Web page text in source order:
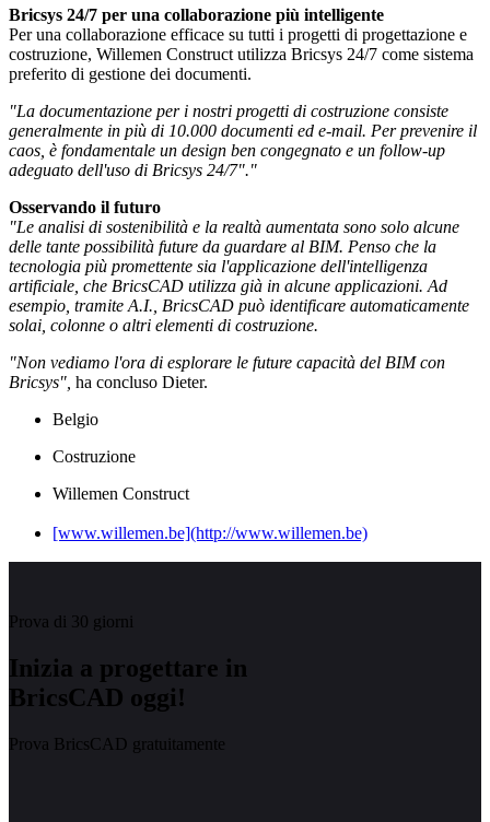
Bricsys 24/7 per una collaborazione più intelligente
Per una collaborazione efficace su tutti i progetti di progettazione e
costruzione, Willemen Construct utilizza Bricsys 24/7 come sistema
preferito di gestione dei documenti.
"La documentazione per i nostri progetti di costruzione consiste
generalmente in più di 10.000 documenti ed e-mail. Per prevenire il
caos, è fondamentale un design ben congegnato e un follow-up
adeguato dell'uso di Bricsys 24/7"."
Osservando il futuro
"Le analisi di sostenibilità e la realtà aumentata sono solo alcune
delle tante possibilità future da guardare al BIM. Penso che la
tecnologia più promettente sia l'applicazione dell'intelligenza
artificiale, che BricsCAD utilizza già in alcune applicazioni. Ad
esempio, tramite A.I., BricsCAD può identificare automaticamente
solai, colonne o altri elementi di costruzione.
"Non vediamo l'ora di esplorare le future capacità del BIM con
Bricsys", ha concluso Dieter.
Belgio
Costruzione
Willemen Construct
[www.willemen.be](http://www.willemen.be)
Prova di 30 giorni
Inizia a progettare in
BricsCAD oggi!
Prova BricsCAD gratuitamente